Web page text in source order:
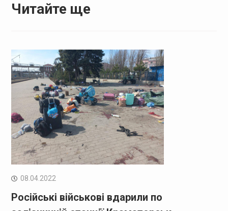
Читайте ще
08.04.2022
Російські військові вдарили по